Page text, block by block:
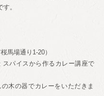
。
馬場通り1-20）
パイスから作るカレー講座で
木の器でカレーをいただきま